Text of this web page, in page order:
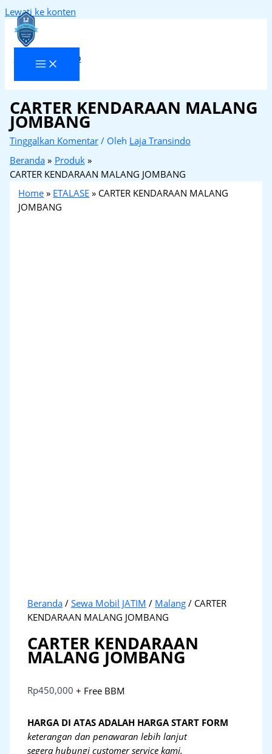
Lewati ke konten
Laja Transindo
CARTER KENDARAAN MALANG
JOMBANG
Tinggalkan Komentar / Oleh Laja Transindo
Beranda
Produk
CARTER KENDARAAN MALANG JOMBANG
Home » ETALASE » CARTER KENDARAAN MALANG
JOMBANG
Beranda /Sewa Mobil JATIM / Malang / CARTER
KENDARAAN MALANG JOMBANG
CARTER KENDARAAN
MALANG JOMBANG
Rp450,000 + Free BBM
HARGA DI ATAS ADALAH HARGA START FORM
keterangan dan penawaran lebih lanjut
segera hubungi customer service kami.